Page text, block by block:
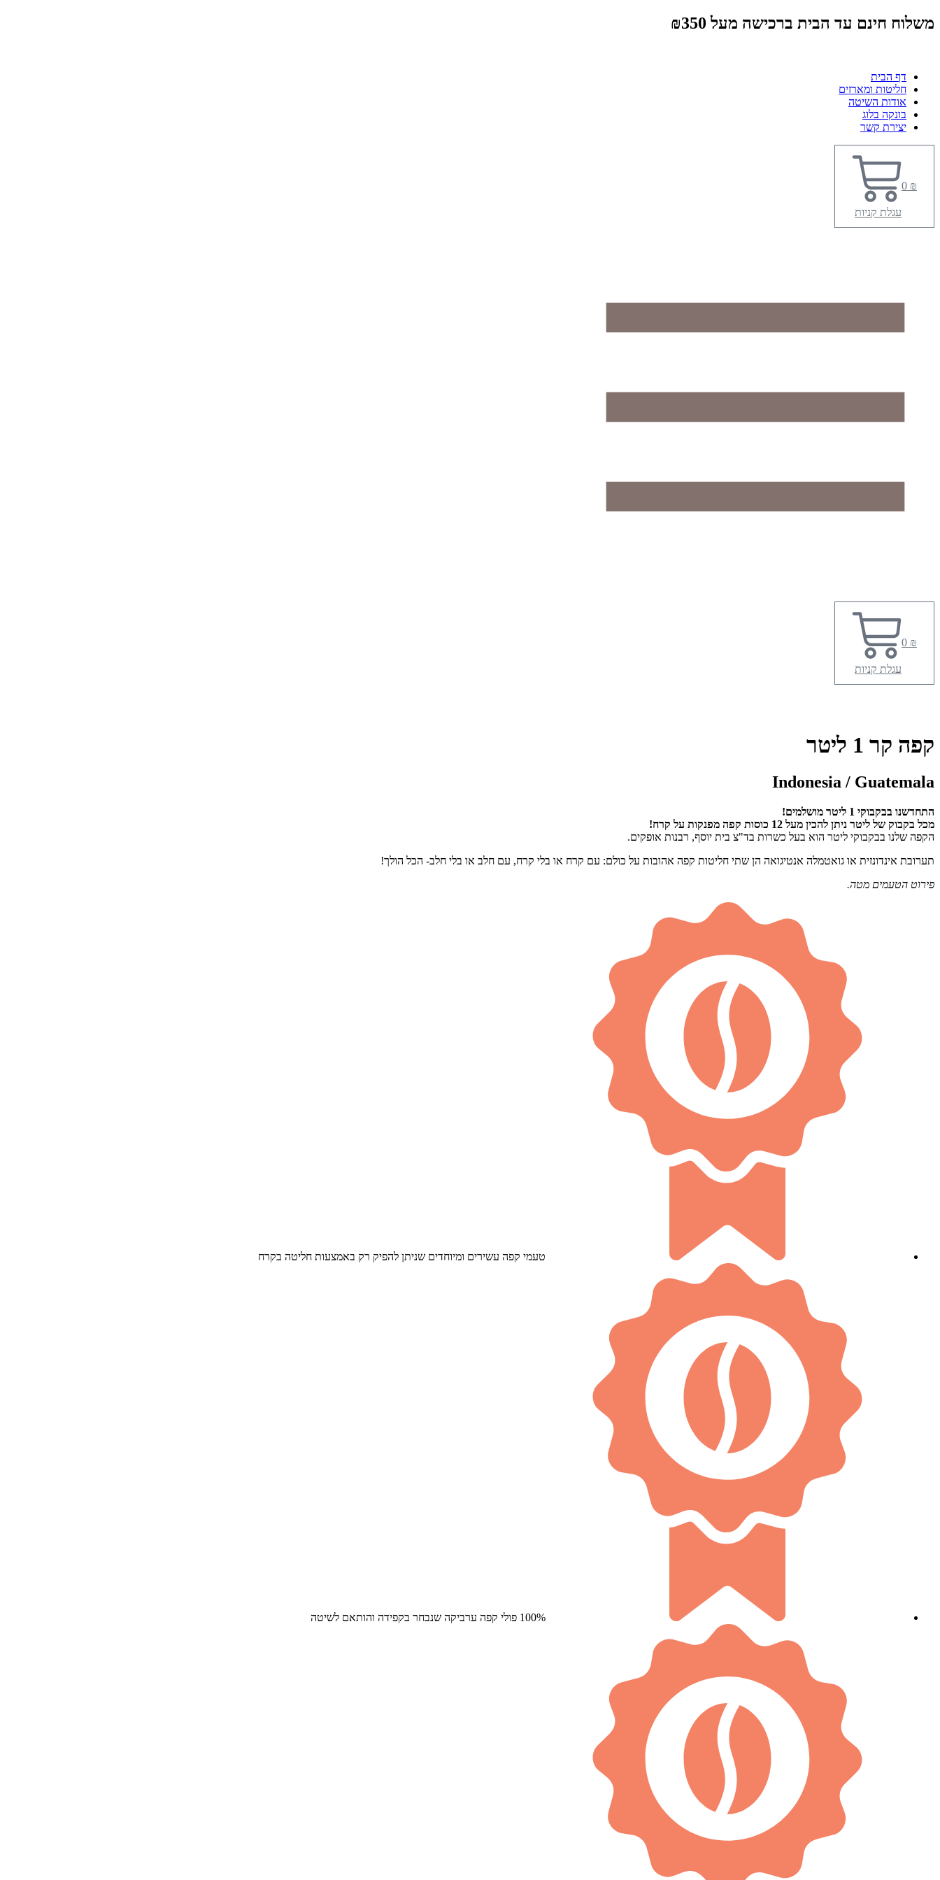
משלוח חינם עד הבית ברכישה מעל ₪350
דף הבית
חליטות ומארזים
אודות השיטה
בונקה בלוג
יצירת קשר
0 ₪
עגלת קניות
0 ₪
עגלת קניות
קפה קר 1 ליטר
Indonesia / Guatemala
התחדשנו בבקבוקי 1 ליטר מושלמים!
מכל בקבוק של ליטר ניתן להכין מעל 12 כוסות קפה מפנקות על קרח!
הקפה שלנו בבקבוקי ליטר הוא בעל כשרות בד"צ בית יוסף, רבנות אופקים.
תערובת אינדונזית או גואטמלה אנטיגואה הן שתי חליטות קפה אהובות על כולם: עם קרח או בלי קרח, עם חלב או בלי חלב- הכל הולך!
פירוט הטעמים מטה.
טעמי קפה עשירים ומיוחדים שניתן להפיק רק באמצעות חליטה בקרח
100% פולי קפה ערביקה שנבחר בקפידה והותאם לשיטה